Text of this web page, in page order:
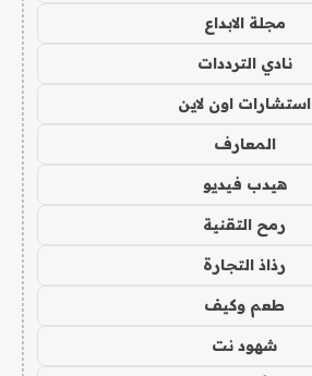
مجلة الابداع
نادي الترددات
استشارات اون لاين
المعارف
هيدب فيديو
رمح التقنية
رذاذ التجارة
طعم وكيف
شهود نت